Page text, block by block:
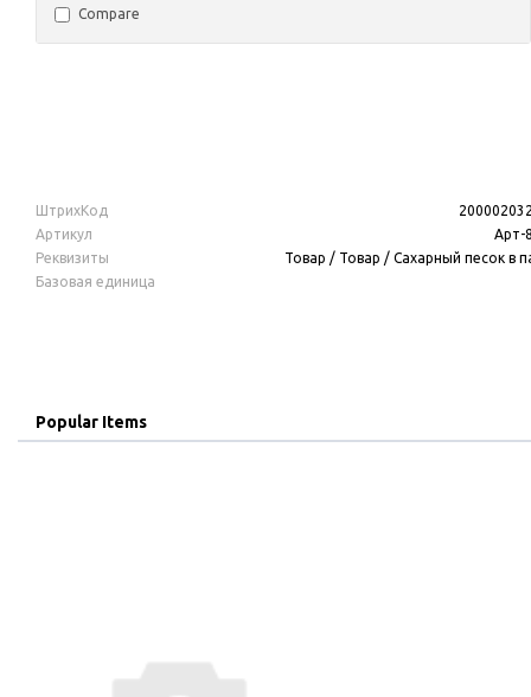
Compare
ШтрихКод
Артикул
Арт-
Реквизиты
Товар / Товар / Сахарный песок в
Базовая единица
Popular Items